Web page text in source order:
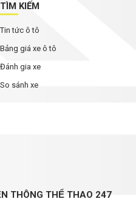
trăm triệu đồng
TÌM KIẾM
Tin tức ô tô
Bảng giá xe ô tô
Đánh gia xe
So sánh xe
THÔNG THỂ THAO 247